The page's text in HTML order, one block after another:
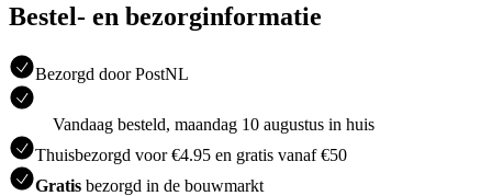
Bestel- en bezorginformatie
Bezorgd door PostNL
Vandaag besteld, maandag 10 augustus in huis
Thuisbezorgd voor €4.95 en gratis vanaf €50
Gratis bezorgd in de bouwmarkt